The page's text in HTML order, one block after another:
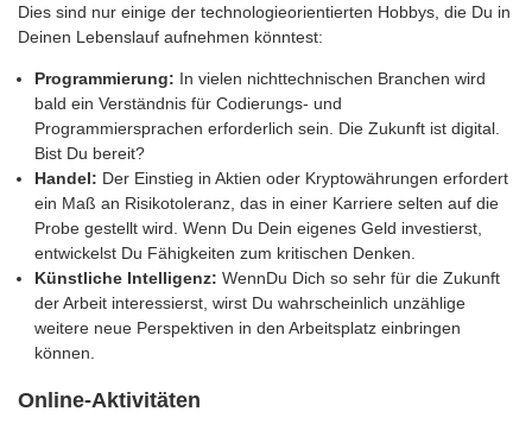
Dies sind nur einige der technologieorientierten Hobbys, die Du in
Deinen Lebenslauf aufnehmen könntest:
Programmierung: In vielen nichttechnischen Branchen wird
bald ein Verständnis für Codierungs- und
Programmiersprachen erforderlich sein. Die Zukunft ist digital.
Bist Du bereit?
Handel: Der Einstieg in Aktien oder Kryptowährungen erfordert
ein Maß an Risikotoleranz, das in einer Karriere selten auf die
Probe gestellt wird. Wenn Du Dein eigenes Geld investierst,
entwickelst Du Fähigkeiten zum kritischen Denken.
Künstliche Intelligenz: WennDu Dich so sehr für die Zukunft
der Arbeit interessierst, wirst Du wahrscheinlich unzählige
weitere neue Perspektiven in den Arbeitsplatz einbringen
können.
Online-Aktivitäten